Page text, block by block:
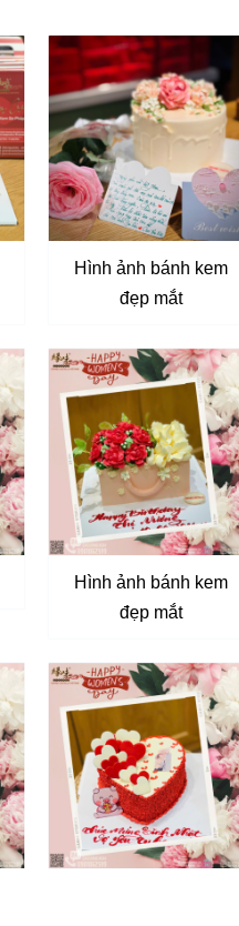
Hình ảnh bánh kem
đẹp mắt
Hình ảnh bánh kem
đẹp mắt